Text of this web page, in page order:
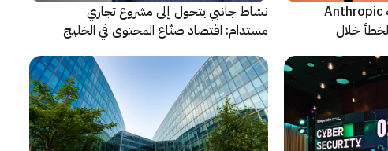
نماذج Claude AI من شركة Anthropic
خلال
نشاط جانبي يتحول إلى مشروع تجاري
مستدام: اقتصاد صنّاع المحتوى في الخليج